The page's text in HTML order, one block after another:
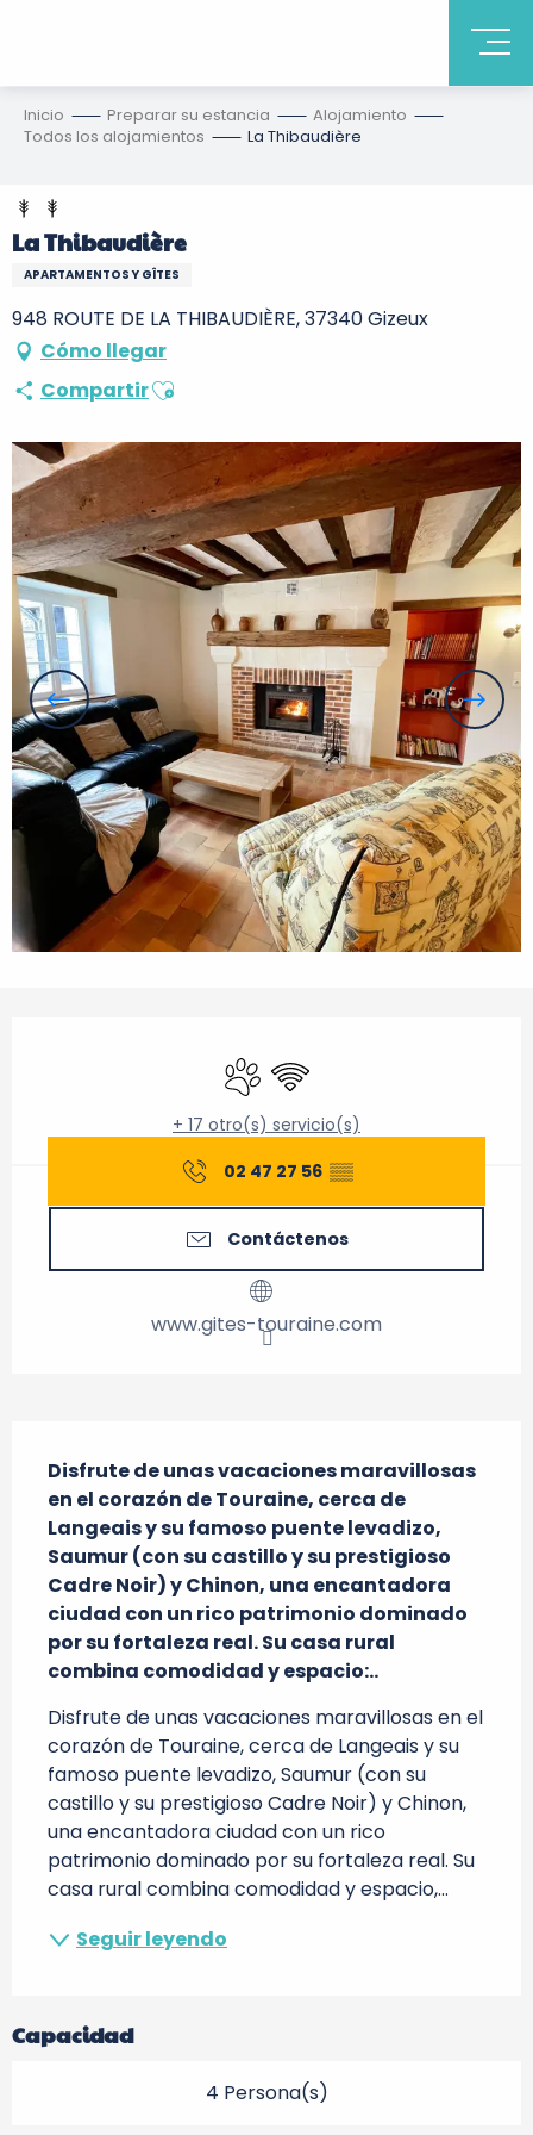
Inicio Preparar su estancia
Alojamiento
Todos los alojamientos
La Thibaudière
La Thibaudière
APARTAMENTOS Y GÎTES
948 ROUTE DE LA THIBAUDIÈRE, 37340 Gizeux
Cómo llegar
CompartirAjouter aux favoris
Se aceptan animales
Wifi
+ 17 otro(s) servicio(s)
02 47 27 56 ▒▒
Contáctenos
www.gites-touraine.com
Disfrute de unas vacaciones maravillosas
en el corazón de Touraine, cerca de
Langeais y su famoso puente levadizo,
Saumur (con su castillo y su prestigioso
Cadre Noir) y Chinon, una encantadora
ciudad con un rico patrimonio dominado
por su fortaleza real. Su casa rural
combina comodidad y espacio:..
Disfrute de unas vacaciones maravillosas en el
corazón de Touraine, cerca de Langeais y su
famoso puente levadizo, Saumur (con su
castillo y su prestigioso Cadre Noir) y Chinon,
una encantadora ciudad con un rico
patrimonio dominado por su fortaleza real. Su
casa rural combina comodidad y espacio,...
Seguir leyendo
Capacidad
4 Persona(s)